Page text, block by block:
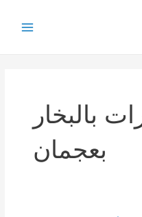
بالبخار
بعجمان